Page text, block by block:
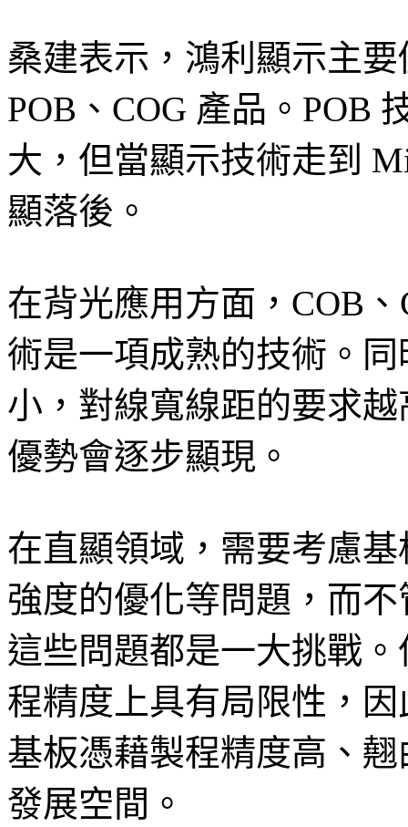
桑建表示，鴻利顯示主
POB、COG 產品。POB
大，但當顯示技術走到
顯落後。
在背光應用方面，COB
術是一項成熟的技術。
小，對線寬線距的要求
優勢會逐步顯現。
在直顯領域，需要考慮
強度的優化等問題，而
這些問題都是一大挑戰
程精度上具有局限性，
基板憑藉製程精度高、
發展空間。